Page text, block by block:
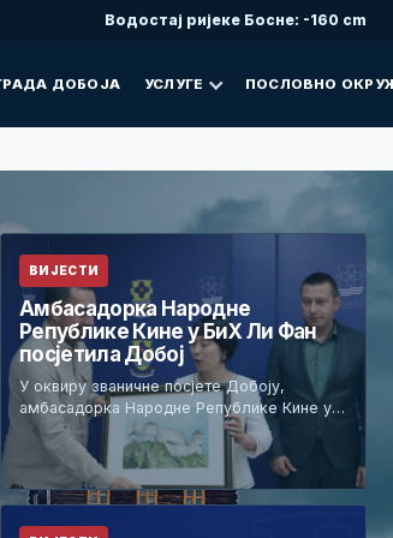
Водостај ријеке Босне: -160 cm
ДОБОЈА УСЛУГЕ ПОСЛОВНО
ВИЈЕСТИ
Амбасадорка Народне
Републике Кине у БиХ Ли Фан
посјетила Добој
У оквиру званичне посјете Добоју,
амбасадорка Народне Републике Кине у…